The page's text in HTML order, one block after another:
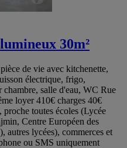
30m²
de vie avec kitchenette,
électrique, frigo,
chambre, salle d'eau, WC Rue
loyer 410€ charges 40€
toutes écoles (Lycée
Centre Européen des
autres lycées), commerces et
ou SMS uniquement